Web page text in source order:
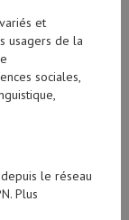
et
usagers de la
sociales,
le réseau
Plus